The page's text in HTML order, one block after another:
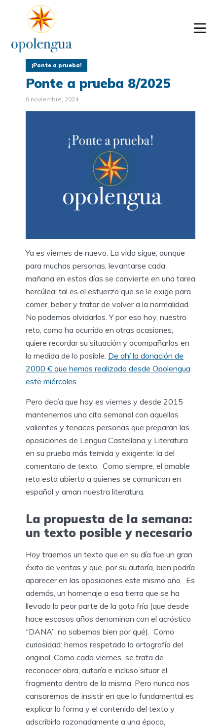
¡Ponte a prueba!
Ponte a prueba 8/2025
8 noviembre, 2024
Ya es viernes de nuevo. La vida sigue, aunque
para muchas personas, levantarse cada
mañana en estos días se convierte en una tarea
hercúlea: tal es el esfuerzo que se le exige para
comer, beber y tratar de volver a la normalidad.
No podemos olvidarlos. Y por eso hoy, nuestro
reto, como ha ocurrido en otras ocasiones,
quiere recordar su situación y acompañarlos en
la medida de lo posible. De ahí la donación de
2000 € que hemos realizado desde Opolengua
este miércoles
Pero decía que hoy es viernes y desde 2015
mantenemos una cita semanal con aquellas
valientes y tenaces personas que preparan las
oposiciones de Lengua Castellana y Literatura
en su prueba más temida y exigente: la del
comentario de texto. Como siempre, el amable
reto está abierto a quienes se comunican en
español y aman nuestra literatura.
La propuesta de la semana:
un texto posible y necesario
Hoy traemos un texto que en su día fue un gran
éxito de ventas y que, por su autoría, bien podría
aparecer en las oposiciones este mismo año. Es
además, un homenaje a esa tierra que se ha
llevado la peor parte de la gota fría (que desde
hace escasos años denominan con el acróstico
“DANA”, no sabemos bien por qué). Como
curiosidad: hemos respetado la ortografía del
original. Como cada viernes se trata de
reconocer obra, autoría e incluso situar el
fragmento dentro de la misma. Pero nunca nos
cansaremos de insistir en que lo fundamental es
explicar la forma y el contenido del texto y
adscribirlo razonadamente a una época,